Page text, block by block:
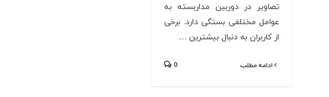
تصاویر در دوربین مداربسته به
عوامل مختلفی بستگی دارد. برخی
از کاربران به دنبال بیشترین …
ادامه مطلب 0